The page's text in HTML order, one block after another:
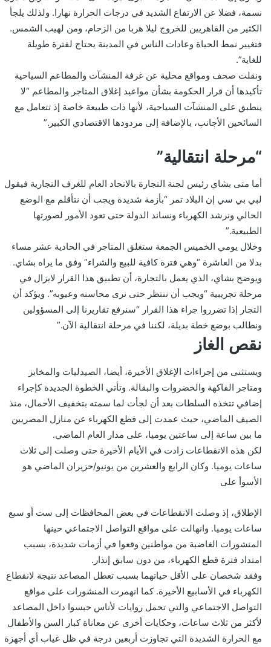
نسمة، فضلا عن الارتفاع الشديد في درجات الحرارة نهارا. ولذلك يلجأ
الكثير من القاهريين للخروج ليلا هربا من الزحام، ومن لهيب الشمس.
فتغيير نمط الحياة وعادات الناس في المدينة يحتاج لفترة طويلة
للغاية”.
ونقلت صحف ومواقع محلية عن غرفة المنشآت والمطاعم السياحية
تأكيدها أن قرار الحكومة بشأن مواعيد إغلاق المتاجر والمطاعم “لا
ينطبق على المنشآت السياحية، لأنها ذات طبيعة خاصة إذ تتعامل مع
السائحين الأجانب، بالإضافة إلى مردودها الاقتصادي الكبير.”
“مرحلة انتقالية”
أما متى بشاي رئيس لجنة التجارة بالاتحاد العام للغرف التجارية فيقول
لبي بي سي إن البلاد تمر “بأزمة شديدة ويجب أن نتأقلم مع الوضع
الحالي ونرشد الكهرباء ونساند الدولة حتى تعود الأمور لصورتها
الطبيعية.”
وخلال يومي الخميس الجمعة ستغلق المتاجر في الحادية عشر مساء
بدلا من العاشرة “وهي فترة كافية للبيع والشراء” وفق ما يراه بشاي.
ويوضح بشاي، الذي يعمل بالتجارة، أن تطبيق هذا القرار لايزال في
مرحلة تجريبية “ويجب أن ننتظر حتى نرى محاسنه وعيوبه”. ويؤكد أن
التجار إذا تضرروا جراء هذا القرار “سنرفع تقاريرنا إلى المسؤولين
ونطالب بوضع خطة بديلة، لكننا في مرحلة انتقالية الآن.”
نقص الغاز
ويستثنى من إجراءات الإغلاق الأخيرة، أيضا، الصيدليات والمخابز
ومتاجر الفاكهة والخضروات والبقالة. وتأتي الخطوة الجديدة كإجراء
إضافي تتخذه السلطات بعد أن لجأت لما سمته بتخفيف الأحمال، منذ
الصيف الماضي، حيث عمدت إلى قطع الكهرباء عن منازل المصريين
ما بين ساعة إلى ساعتين يوميا، على مدار العام الماضي.
لكن هذه الانقطاعات زادت في الأيام الأخيرة حتى وصلت إلى ثلاث
ساعات يوميا. وكان الرابع والعشرين من يونيو/حزيران الماضي هو
الأسوأ على
الإطلاق، إذ وصلت الانقطاعات في بعض المحافظات إلى ست أو سبع
ساعات يوميا. وانهالت على مواقع التواصل الاجتماعي حينها
المنشورات الغاضبة من مواطنين وقعوا في أزمات شديدة، بسبب
امتداد فترة قطع الكهرباء، من دون سابق إنذار.
وفقد شخصان على الأقل حياتهما بسبب تعطل المصاعد نتيجة لانقطاع
الكهرباء في الأسابيع الأخيرة. كما انهمرت المنشورات على مواقع
التواصل الاجتماعي والتي تحمل روايات لأناس حبسوا داخل المصاعد
لأكثر من ثلاث ساعات، وحكايات أخرى عن معاناة كبار السن والأطفال
مع الحرارة الشديدة التي تجاوزت أربعين درجة في ظل غياب أي أجهزة